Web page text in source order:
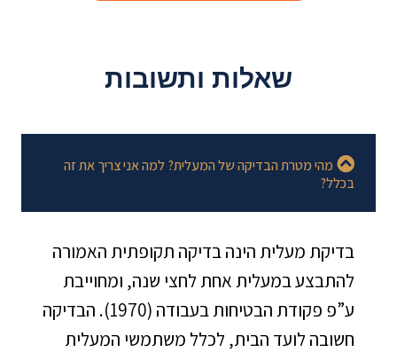
שאלות ותשובות
מהי מטרת הבדיקה של המעלית? למה אני צריך את זה
בכלל?
בדיקת מעלית הינה בדיקה תקופתית האמורה
להתבצע במעלית אחת לחצי שנה, ומחוייבת
ע”פ פקודת הבטיחות בעבודה (1970). הבדיקה
חשובה לועד הבית, לכלל משתמשי המעלית